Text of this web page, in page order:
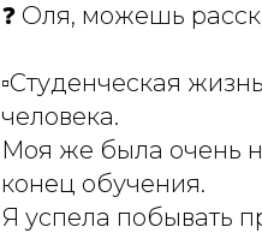
❓ Оля, можешь
▫Студенческая
человека.
Моя же была очень
конец обучения.
Я успела побывать